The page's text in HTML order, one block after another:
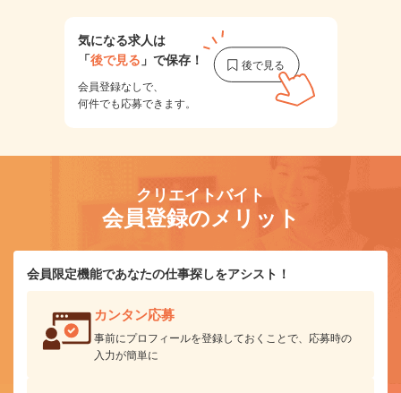
気になる求人は
「後で見る 」で保存！
会員登録なしで、
何件でも応募できます。
クリエイトバイト
会員登録のメリット
会員限定機能であなたの仕事探しをアシスト！
カンタン応募
事前にプロフィールを登録しておくことで、応募時の
入力が簡単に